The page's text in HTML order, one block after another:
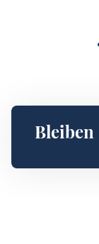
Bleiben